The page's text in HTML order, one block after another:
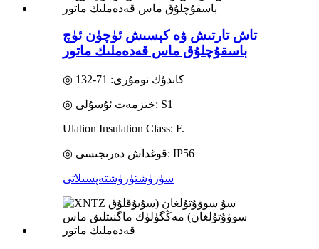
تاش تارتىش ۋە كېسىش ئۈچۈن ئۈچ
باسقۇچلۇق ماس قەدەملىك ماتور
◎ كاندۇك نومۇرى: 71-132
◎ خىزمەت ئۇسۇلى: S1
Ulation Insulation Class: F.
◎ قوغداش دەرىجىسى: IP56
سۈرۈشتۈرۈشتەپسىلاتى